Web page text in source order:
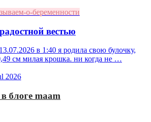
о-беременности
вестью
в 1:40 я родила свою булочку,
см милая крошка. ни когда не …
2026
блоге maam